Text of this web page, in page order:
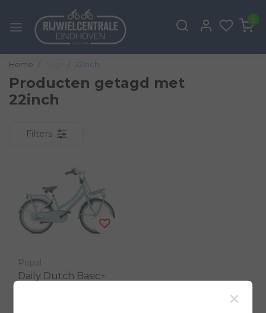
0
Home 22inch
Producten getagd met
22inch
Filters
Popal
Daily Dutch Basic+
×